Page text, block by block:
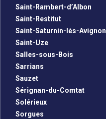
Saint-Rambert-d’Albon
Saint-Restitut
Saint-Saturnin-lès-Avignon
Saint-Uze
Salles-sous-Bois
Sarrians
Sauzet
Sérignan-du-Comtat
Solérieux
Sorgues